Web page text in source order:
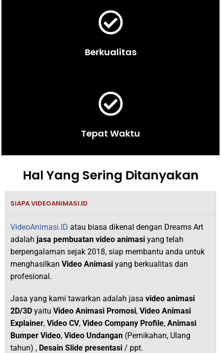
Berkualitas
Tepat Waktu
Hal Yang Sering Ditanyakan
SIAPA VIDEOANIMASI.ID
VideoAnimasi.ID atau biasa dikenal dengan Dreams Art
adalah jasa pembuatan video animasi yang telah
berpengalaman sejak 2018, siap membantu anda untuk
menghasilkan Video Animasi yang berkualitas dan
profesional.
Jasa yang kami tawarkan adalah jasa video animasi
2D/3D yaitu Video Animasi Promosi, Video Animasi
Explainer, Video CV, Video Company Profile, Animasi
Bumper Video, Video Undangan (Pernikahan, Ulang
tahun) , Desain Slide presentasi / ppt.